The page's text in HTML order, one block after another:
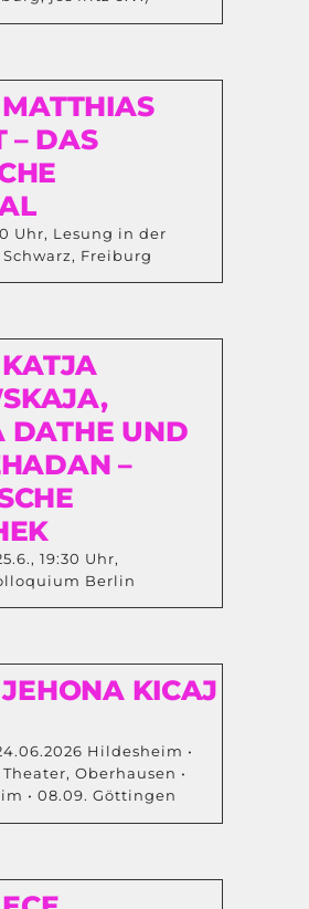
– DAS
Uhr, Lesung in der
Freiburg
DATHE UND
–
19:30 Uhr,
Berlin
KICAJ
Hildesheim •
Oberhausen •
• 08.09. Göttingen